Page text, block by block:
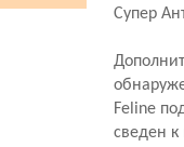
Супер
Feline
сведен